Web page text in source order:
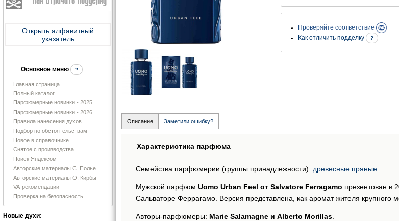
Открыть алфавитный
указатель
Основное меню ?
Главная страница
Полный каталог
Парфюмерные новинки - 2025
Парфюмерные новинки - 2026
Правила нанесения духов
Подбор по обстоятельствам
Новое в справочнике
Снятое с производства
Поиск Яндексом
Авторские материалы С. Полье
Авторские материалы О. Кирбы
VA-рекомендации
Проверка на безопасность
Новые духи:
Проверяйте соответствие
Как отличить подделку
?
Описание Заметили ошибку?
Характеристика парфюма
Семейства парфюмерии (группы принадлежности): древесные пряные
Мужской парфюм Uomo Urban Feel от Salvatore Ferragamo презентован в
Сальваторе Феррагамо. Версия представлена, как аромат жителя крупного
Авторы-парфюмеры: Marie Salamagne и Alberto Morillas